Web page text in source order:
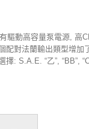
驅動高容量泵電源, 高
配對法蘭輸出類型增加
: S.A.E. “乙”, “BB”,